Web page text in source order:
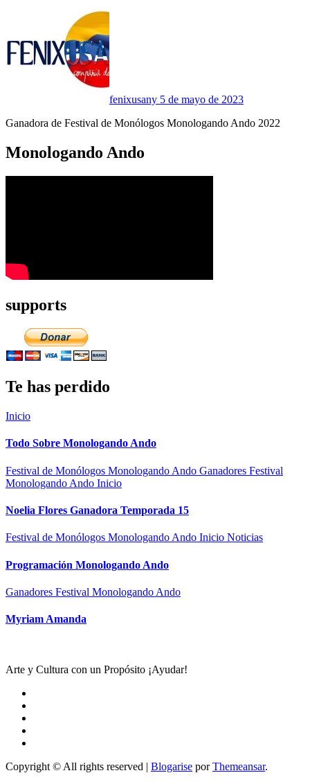
fenixusany 5 de mayo de 2023
Ganadora de Festival de Monólogos Monologando Ando 2022
Monologando Ando
supports
Te has perdido
Inicio
Todo Sobre Monologando Ando
Festival de Monólogos Monologando Ando Ganadores Festival
Monologando Ando Inicio
Noelia Flores Ganadora Temporada 15
Festival de Monólogos Monologando Ando Inicio Noticias
Programación Monologando Ando
Ganadores Festival Monologando Ando
Myriam Amanda
Arte y Cultura con un Propósito ¡Ayudar!
Copyright © All rights reserved | Blogarise porThemeansar.